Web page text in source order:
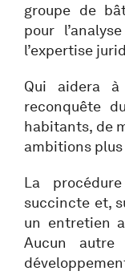
groupe de
pour
l’expertise
Qui aidera
reconquête
habitants, de
ambitions
La
succincte et,
un entretien
Aucun